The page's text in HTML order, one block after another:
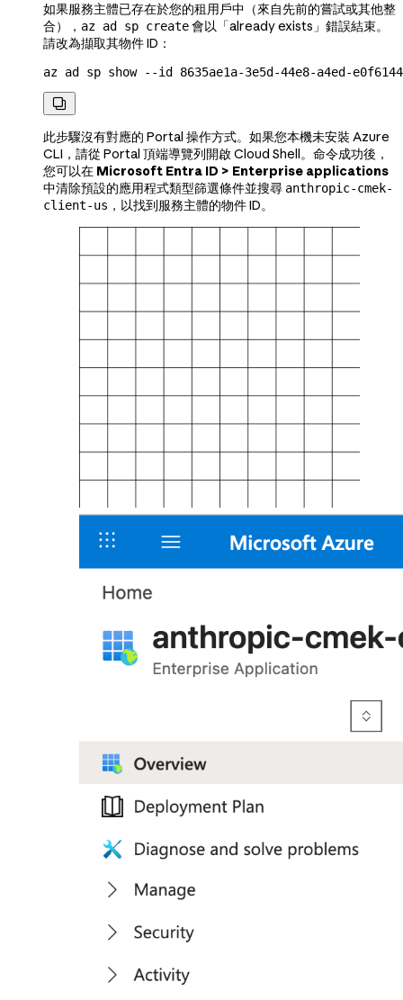
如果服務主體已存在於您的租用戶中（來自先前的嘗試或其他整
合）， az ad sp create會以「already exists」錯誤結束。
請改為擷取其物件 ID：
az ad sp show --id 8635ae1a-3e5d-44e8-a4ed-

此步驟沒有對應的 Portal 操作方式。如果您本機未安裝 Azure
CLI，請從 Portal 頂端導覽列開啟 Cloud Shell。命令成功後，
您可以在 Microsoft Entra ID > Enterprise applications
中清除預設的應用程式類型篩選條件並搜尋 anthropic-cmek-
client-us ，以找到服務主體的物件 ID。